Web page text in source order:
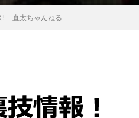
! 直太ちゃんねる